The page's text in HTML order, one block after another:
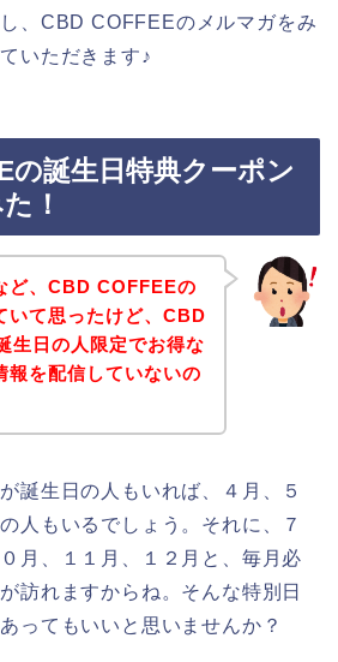
、CBD COFFEEのメルマガをみ
いただきます♪
の誕生日特典クーポン
！
ど、CBD COFFEEの
いて思ったけど、CBD
生日の人限定でお得な
報を配信していないの
誕生日の人もいれば、４月、５
人もいるでしょう。それに、７
月、１１月、１２月と、毎月必
訪れますからね。そんな特別日
ってもいいと思いませんか？